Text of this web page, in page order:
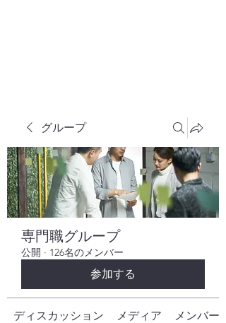
グループ
専門職グループ
公開 · 126名のメンバー
参加する
ディスカッション メディア メンバー